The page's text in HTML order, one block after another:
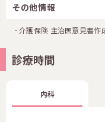
その他情報
介護保険 主治医意見書作
診療時間
内科